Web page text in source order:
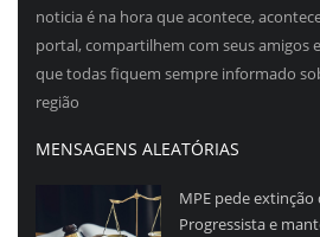
noticia é na hora que acontece,
portal, compartilhem com seus amigos
que todas fiquem sempre informado
região
MENSAGENS ALEATÓRIAS
MPE pede
Progressista e